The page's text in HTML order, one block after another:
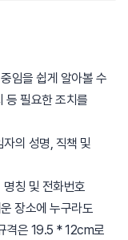
임을 쉽게 알아볼 수
등 필요한 조치를
자의 성명, 직책 및
명칭 및 전화번호
장소에 누구라도
격은 19.5 * 12cm로